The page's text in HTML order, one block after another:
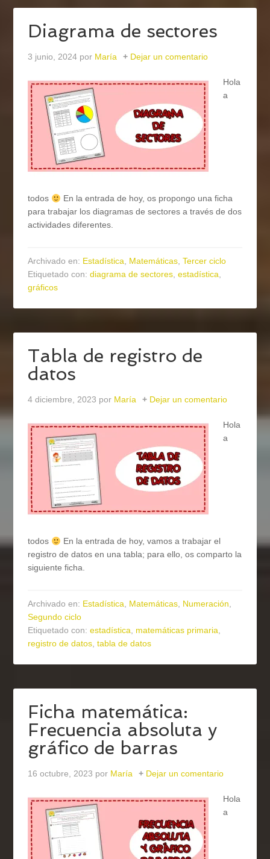
Diagrama de sectores
3 junio, 2024 por María Dejar un comentario
Hola
a
todos
En la entrada de hoy, os propongo una ficha
para trabajar los diagramas de sectores a través de dos
actividades diferentes.
Archivado en: Estadística, Matemáticas,Tercer ciclo
Etiquetado con:diagrama de sectores,estadística,
gráficos
Tabla de registro de
datos
4 diciembre, 2023 por María Dejar un comentario
Hola
a
todos
En la entrada de hoy, vamos a trabajar el
registro de datos en una tabla; para ello, os comparto la
siguiente ficha.
Archivado en: Estadística, Matemáticas, Numeración,
Segundo ciclo
Etiquetado con:estadística, matemáticas primaria,
registro de datos,tabla de datos
Ficha matemática:
Frecuencia absoluta y
gráfico de barras
16 octubre, 2023 por María Dejar un comentario
Hola
a